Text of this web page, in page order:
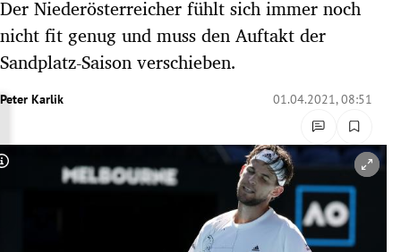
Untermenü
Untermenü
Untermenü
Der Niederösterreicher fühlt sich immer noch
nicht fit genug und muss den Auftakt der
Sandplatz-Saison verschieben.
Peter Karlik 01.04.2021, 08:51
Copyright-Hinweis öffnen/schließen